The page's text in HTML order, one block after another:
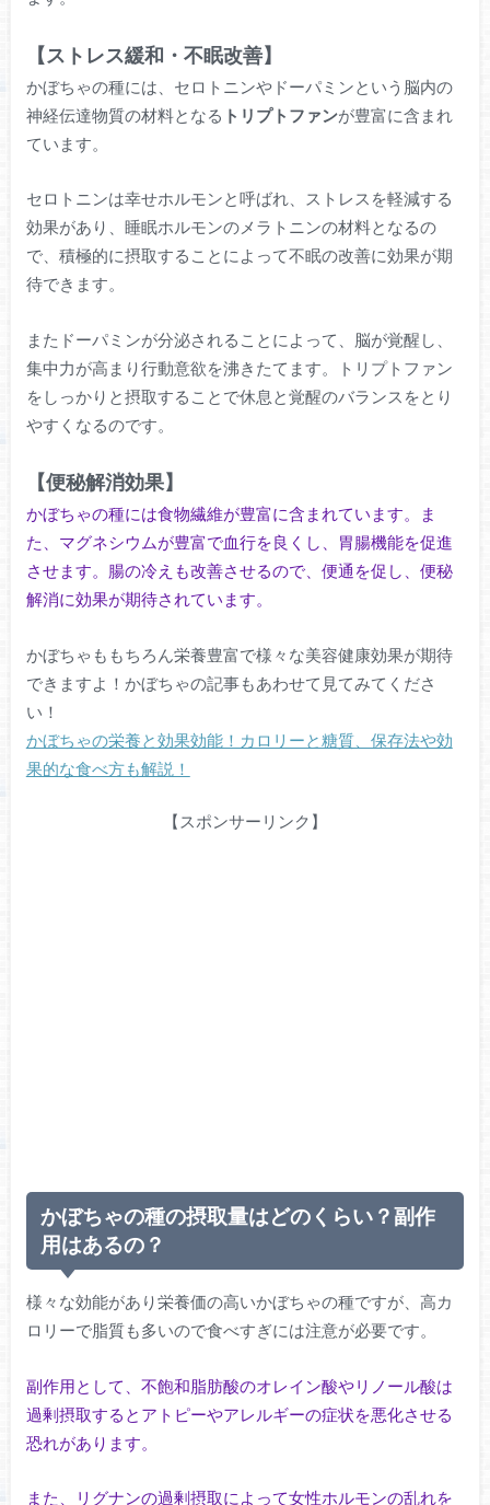
【ストレス緩和・不眠改善】
かぼちゃの種には、セロトニンやドーパミンという脳内の
神経伝達物質の材料となる トリプトファンが豊富に含まれ
ています。
セロトニンは幸せホルモンと呼ばれ、ストレスを軽減する
効果があり、睡眠ホルモンのメラトニンの材料となるの
で、積極的に摂取することによって不眠の改善に効果が期
待できます。
またドーパミンが分泌されることによって、脳が覚醒し、
集中力が高まり行動意欲を沸きたてます。トリプトファン
をしっかりと摂取することで休息と覚醒のバランスをとり
やすくなるのです。
【便秘解消効果】
かぼちゃの種には食物繊維が豊富に含まれています。ま
た、マグネシウムが豊富で血行を良くし、胃腸機能を促進
させます。腸の冷えも改善させるので、便通を促し、便秘
解消に効果が期待されています。
かぼちゃももちろん栄養豊富で様々な美容健康効果が期待
できますよ！かぼちゃの記事もあわせて見てみてくださ
い！
かぼちゃの栄養と効果効能！カロリーと糖質、保存法や効
果的な食べ方も解説！
【スポンサーリンク】
かぼちゃの種の摂取量はどのくらい？副作
用はあるの？
様々な効能があり栄養価の高いかぼちゃの種ですが、高カ
ロリーで脂質も多いので食べすぎには注意が必要です。
副作用として、不飽和脂肪酸のオレイン酸やリノール酸は
過剰摂取するとアトピーやアレルギーの症状を悪化させる
恐れがあります。
また、リグナンの過剰摂取によって女性ホルモンの乱れを